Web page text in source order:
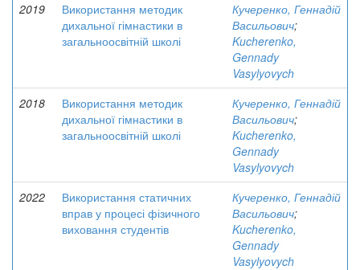
2019
Використання методик
дихальної гімнастики в
загальноосвітній школі
Кучеренко, Геннадій
Васильович;
Kucherenko,
Gennady
Vasylyovych
2018
Використання методик
дихальної гімнастики в
загальноосвітній школі
Кучеренко, Геннадій
Васильович;
Kucherenko,
Gennady
Vasylyovych
2022
Використання статичних
вправ у процесі фізичного
виховання студентів
Кучеренко, Геннадій
Васильович;
Kucherenko,
Gennady
Vasylyovych